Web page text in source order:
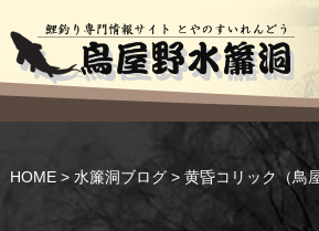
HOME> 水簾洞ブログ> 黄昏コリック（鳥